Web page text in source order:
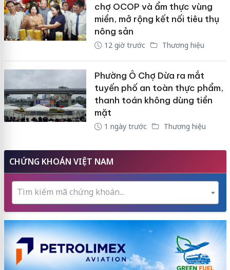
chợ OCOP và ẩm thực vùng
miền, mở rộng kết nối tiêu thụ
nông sản
12 giờ trước Thương hiệu
Phường Ô Chợ Dừa ra mắt
tuyến phố an toàn thực phẩm,
thanh toán không dùng tiền
mặt
1 ngày trước Thương hiệu
CHỨNG KHOÁN VIỆT NAM
Tìm kiếm mã chứng khoán...